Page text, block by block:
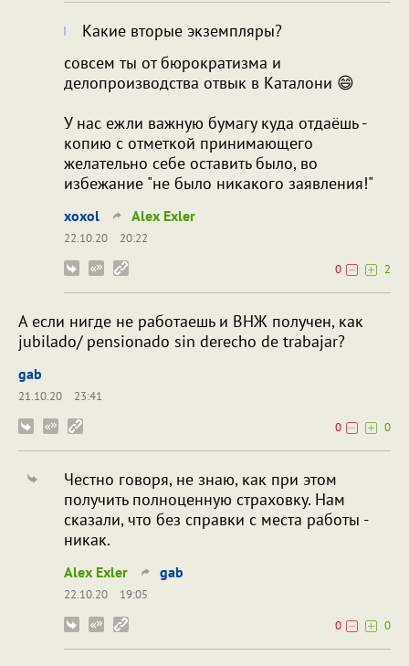
Какие вторые экземпляры?
совсем ты от бюрократизма и
делопроизводства отвык в Каталони 😄
У нас ежли важную бумагу куда отдаёшь -
копию с отметкой принимающего
желательно себе оставить было, во
избежание "не было никакого заявления!"
xoxol Alex Exler
22.10.20
20:22
0
2
А если нигде не работаешь и ВНЖ получен, как
jubilado/ pensionado sin derecho de trabajar?
gab
21.10.20
23:41
0
0
Честно говоря, не знаю, как при этом
получить полноценную страховку. Нам
сказали, что без справки с места работы -
никак.
Alex Exler gab
22.10.20
19:05
0
0